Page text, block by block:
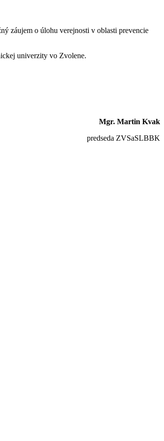
záujem o úlohu verejnosti v oblasti prevencie
univerzity vo Zvolene.
Mgr. Martin Kvak
predseda ZVSaSLBBK